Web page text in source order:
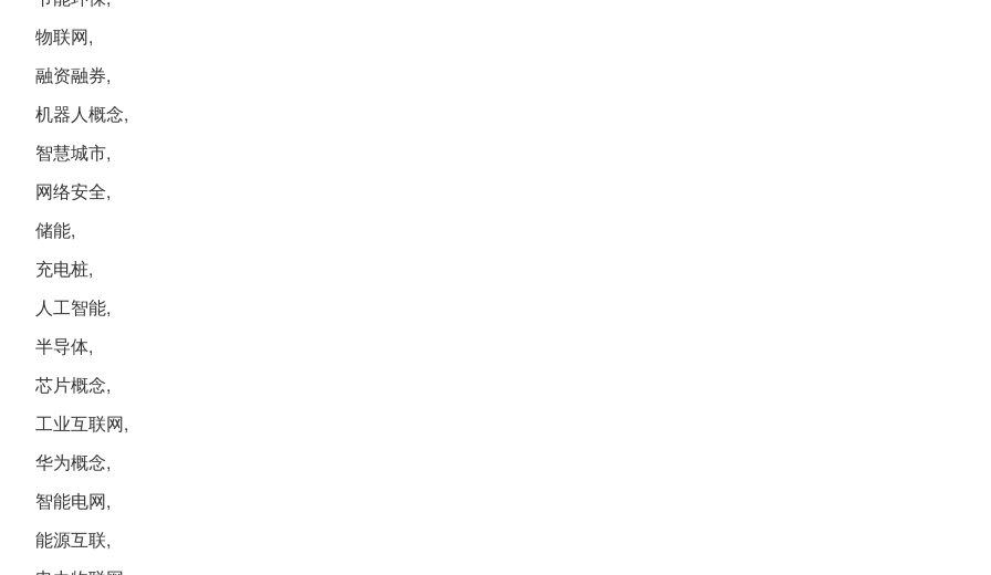
物联网,
融资融券,
机器人概念,
智慧城市,
网络安全,
储能,
充电桩,
人工智能,
半导体,
芯片概念,
工业互联网,
华为概念,
智能电网,
能源互联,